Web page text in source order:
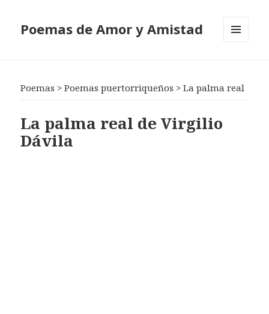
Poemas de Amor y Amistad
Poemas >Poemas puertorriqueños >La palma real
La palma real de Virgilio
Dávila